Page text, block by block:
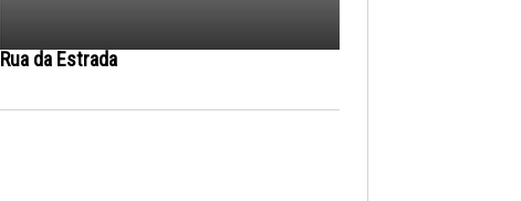
Rua da Estrada